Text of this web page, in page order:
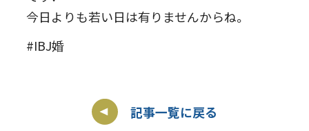
今日よりも若い日は有りませんからね。
#IBJ婚
記事一覧に戻る